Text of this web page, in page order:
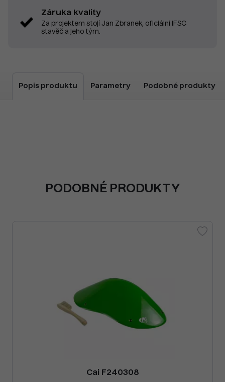
Záruka kvality
Za projektem stojí Jan Zbranek, oficiální IFSC
stavěč a jeho tým.
Popis produktu Parametry Podobné produkty
PODOBNÉ PRODUKTY
Cai F240308